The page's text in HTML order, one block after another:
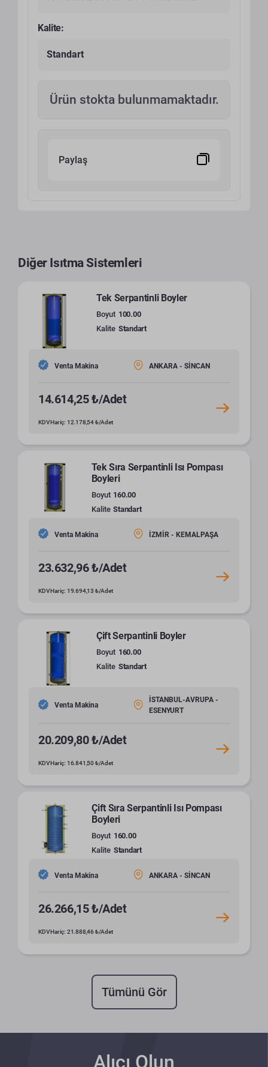
Kalite:
Standart
Ürün stokta bulunmamaktadır.
Paylaş
Diğer Isıtma Sistemleri
Tek Serpantinli Boyler
Boyut 100.00
Kalite Standart
Venta Makina ANKARA - SİNCAN
14.614,25 ₺/Adet
KDV Hariç: 12.178,54 ₺/Adet
Tek Sıra Serpantinli Isı Pompası
Boyleri
Boyut 160.00
Kalite Standart
Venta Makina İZMİR - KEMALPAŞA
23.632,96 ₺/Adet
KDV Hariç: 19.694,13 ₺/Adet
Çift Serpantinli Boyler
Boyut 160.00
Kalite Standart
Venta Makina
İSTANBUL-AVRUPA -
ESENYURT
20.209,80 ₺/Adet
KDV Hariç: 16.841,50 ₺/Adet
Çift Sıra Serpantinli Isı Pompası
Boyleri
Boyut 160.00
Kalite Standart
Venta Makina ANKARA - SİNCAN
26.266,15 ₺/Adet
KDV Hariç: 21.888,46 ₺/Adet
Tümünü Gör
Alıcı Olun